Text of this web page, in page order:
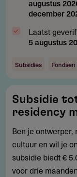
augustus
december
Laatst
5 augustus
Subsidies Fondsen
tot
€
6.500
voor
residency
mediakunst
Subsidie
residency
Ben je
cultuur en wil je
subsidie biedt €
voor drie